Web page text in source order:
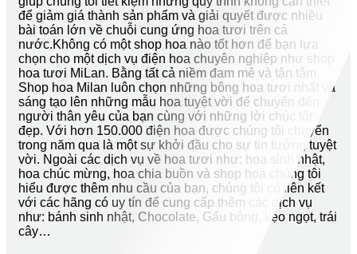
để giảm giá thành sản phẩm và giải quyết được nhiều
bài toán lớn về chuỗi cung ứng hoa tươi trên cả
nước.Không có một shop hoa nào tốt hơn để bạn lựa
chọn cho một dịch vụ điện hoa chuyên nghiệp như shop
hoa tươi MiLan. Bằng tất cả niềm đam mê và tận tâm,
Shop hoa Milan luôn chọn những bông hoa tươi nhất và
sáng tạo lên những mẫu hoa tuyệt vời để chuyển đến
người thân yêu của bạn cùng với những lời chúc tốt
đẹp. Với hơn 150.000 điện hoa được chúng tôi chuyển
trong năm qua là một sự khởi đầu cho sự tin tưởng tuyệt
vời. Ngoài các dịch vụ về hoa tươi như: hoa sinh nhật,
hoa chúc mừng, hoa chia buồn và shop hoa chúng tôi
hiểu được thêm nhu cầu của bạn, chúng tôi có liên kết
với các hãng có uy tín để cung cấp thêm các dịch vụ
như: bánh sinh nhật, Chocolate, Gấu bông, kẹo ngọt, trái
cây…